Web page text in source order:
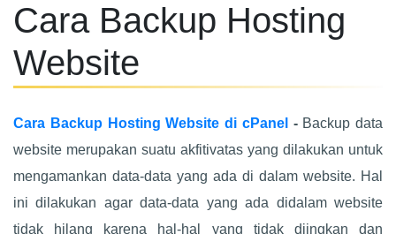
Cara Backup Hosting
Website
Cara Backup Hosting Website di cPanel - Backup data
website merupakan suatu akfitivatas yang dilakukan untuk
mengamankan data-data yang ada di dalam website. Hal
ini dilakukan agar data-data yang ada didalam website
tidak hilang karena hal-hal yang tidak diingkan dan